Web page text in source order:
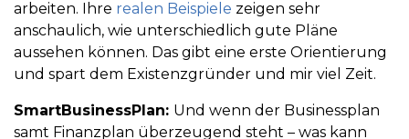
arbeiten. Ihre realen Beispiele zeigen sehr
anschaulich, wie unterschiedlich gute Pläne
aussehen können. Das gibt eine erste Orientierung
und spart dem Existenzgründer und mir viel Zeit.
SmartBusinessPlan: Und wenn der Businessplan
samt Finanzplan überzeugend steht – was kann